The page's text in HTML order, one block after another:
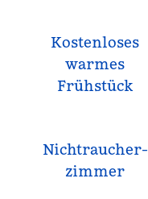
Kostenloses
warmes
Frühstück
Nichtraucher­
zimmer